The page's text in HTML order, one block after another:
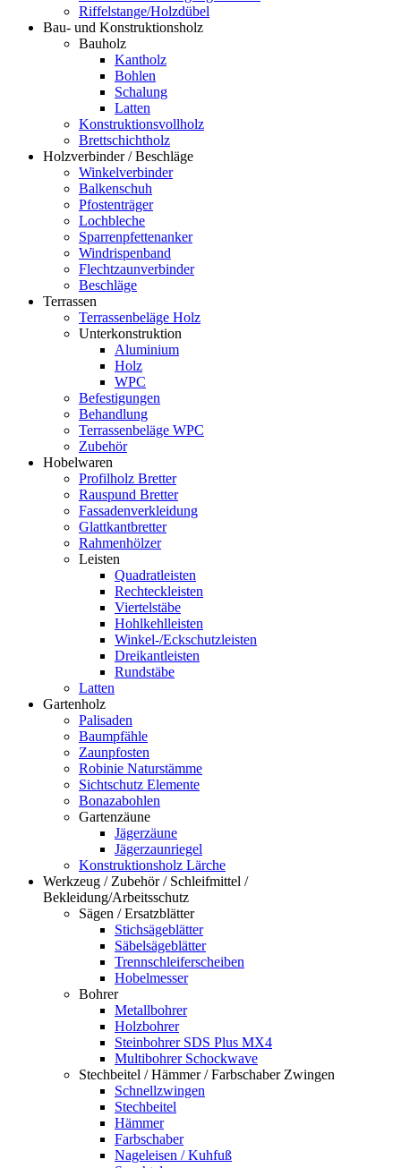
Riffelstange/Holzdübel
Bau- und Konstruktionsholz
Bauholz
Kantholz
Bohlen
Schalung
Latten
Konstruktionsvollholz
Brettschichtholz
Holzverbinder / Beschläge
Winkelverbinder
Balkenschuh
Pfostenträger
Lochbleche
Sparrenpfettenanker
Windrispenband
Flechtzaunverbinder
Beschläge
Terrassen
Terrassenbeläge Holz
Unterkonstruktion
Aluminium
Holz
WPC
Befestigungen
Behandlung
Terrassenbeläge WPC
Zubehör
Hobelwaren
Profilholz Bretter
Rauspund Bretter
Fassadenverkleidung
Glattkantbretter
Rahmenhölzer
Leisten
Quadratleisten
Rechteckleisten
Viertelstäbe
Hohlkehlleisten
Winkel-/Eckschutzleisten
Dreikantleisten
Rundstäbe
Latten
Gartenholz
Palisaden
Baumpfähle
Zaunpfosten
Robinie Naturstämme
Sichtschutz Elemente
Bonazabohlen
Gartenzäune
Jägerzäune
Jägerzaunriegel
Konstruktionsholz Lärche
Werkzeug / Zubehör / Schleifmittel /
Bekleidung/Arbeitsschutz
Sägen / Ersatzblätter
Stichsägeblätter
Säbelsägeblätter
Trennschleiferscheiben
Hobelmesser
Bohrer
Metallbohrer
Holzbohrer
Steinbohrer SDS Plus MX4
Multibohrer Schockwave
Stechbeitel / Hämmer / Farbschaber Zwingen
Schnellzwingen
Stechbeitel
Hämmer
Farbschaber
Nageleisen / Kuhfuß